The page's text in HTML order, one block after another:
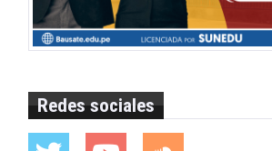
Redes sociales